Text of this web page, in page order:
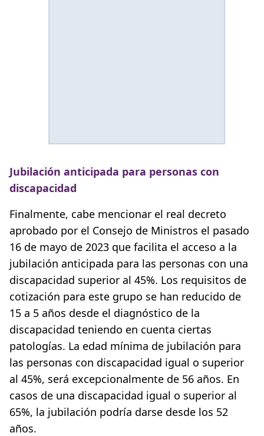
Jubilación anticipada para personas con
discapacidad
Finalmente, cabe mencionar el real decreto
aprobado por el Consejo de Ministros el pasado
16 de mayo de 2023 que facilita el acceso a la
jubilación anticipada para las personas con una
discapacidad superior al 45%. Los requisitos de
cotización para este grupo se han reducido de
15 a 5 años desde el diagnóstico de la
discapacidad teniendo en cuenta ciertas
patologías. La edad mínima de jubilación para
las personas con discapacidad igual o superior
al 45%, será excepcionalmente de 56 años. En
casos de una discapacidad igual o superior al
65%, la jubilación podría darse desde los 52
años.